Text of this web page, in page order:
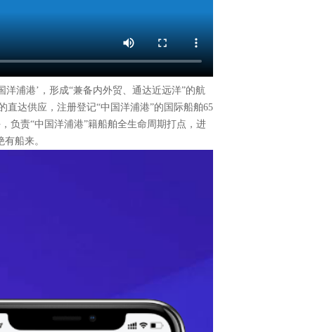
浦港’，形成“兼备内外贸、通达近远洋”的航
达供应，注册登记“中国洋浦港”的国际船舶65
负责“中国洋浦港”籍船舶全生命周期打点，进
船来。